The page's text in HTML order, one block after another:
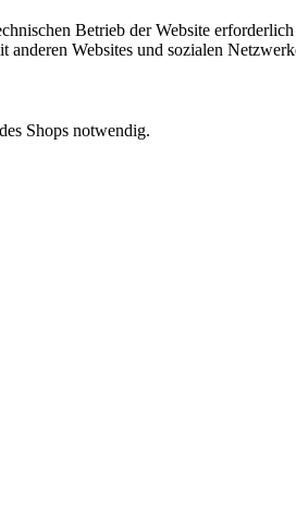
Betrieb der Website
Websites und sozialen
Shops notwendig.